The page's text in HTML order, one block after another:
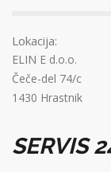
Lokacija:
ELIN E d.o.o.
Čeče-del 74/c
1430 Hrastnik
SERVIS